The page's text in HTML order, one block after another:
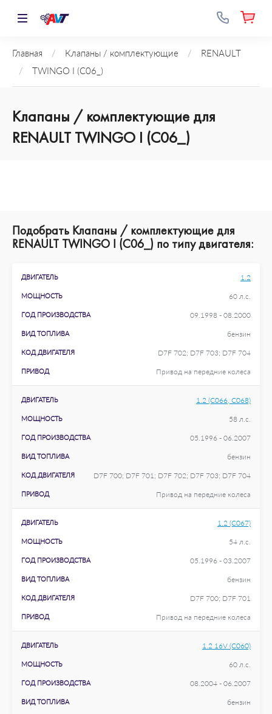
Главная / Клапаны / комплектующие /
RENAULT
/
TWINGO I (C06_)
Клапаны / комплектующие для
RENAULT TWINGO I (C06_)
Подобрать Клапаны / комплектующие для
RENAULT TWINGO I (C06_) по типу двигателя:
ДВИГАТЕЛЬ 1.2
МОЩНОСТЬ 60 л.с.
ГОД ПРОИЗВОДСТВА 09.1998 - 08.2000
ВИД ТОПЛИВА бензин
КОД ДВИГАТЕЛЯ D7F 702; D7F 703; D7F 704
ПРИВОД Привод на передние колеса
ДВИГАТЕЛЬ 1.2 (C066, C068)
МОЩНОСТЬ 58 л.с.
ГОД ПРОИЗВОДСТВА 05.1996 - 06.2007
ВИД ТОПЛИВА бензин
КОД ДВИГАТЕЛЯ D7F 700; D7F 701; D7F 702; D7F 703; D7F 704
ПРИВОД Привод на передние колеса
ДВИГАТЕЛЬ 1.2 (C067)
МОЩНОСТЬ 54 л.с.
ГОД ПРОИЗВОДСТВА 05.1996 - 03.2007
ВИД ТОПЛИВА бензин
КОД ДВИГАТЕЛЯ D7F 700; D7F 701
ПРИВОД Привод на передние колеса
ДВИГАТЕЛЬ 1.2 16V (C060)
МОЩНОСТЬ 60 л.с.
ГОД ПРОИЗВОДСТВА 08.2004 - 06.2007
ВИД ТОПЛИВА бензин